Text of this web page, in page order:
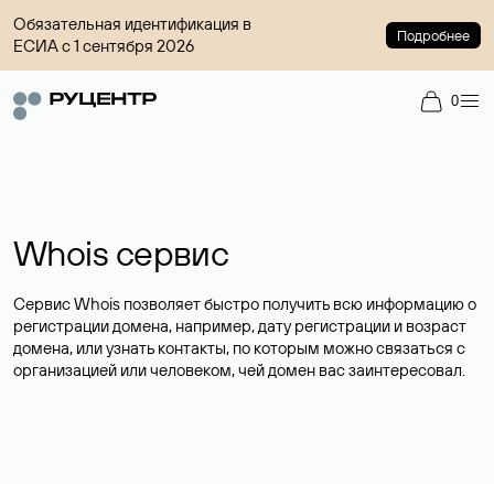
Обязательная идентификация в
ЕСИА с 1 сентября 2026
Подробнее
0
Whois сервис
Сервис Whois позволяет быстро получить всю информацию о
регистрации домена, например, дату регистрации и возраст
домена, или узнать контакты, по которым можно связаться с
организацией или человеком, чей домен вас заинтересовал.